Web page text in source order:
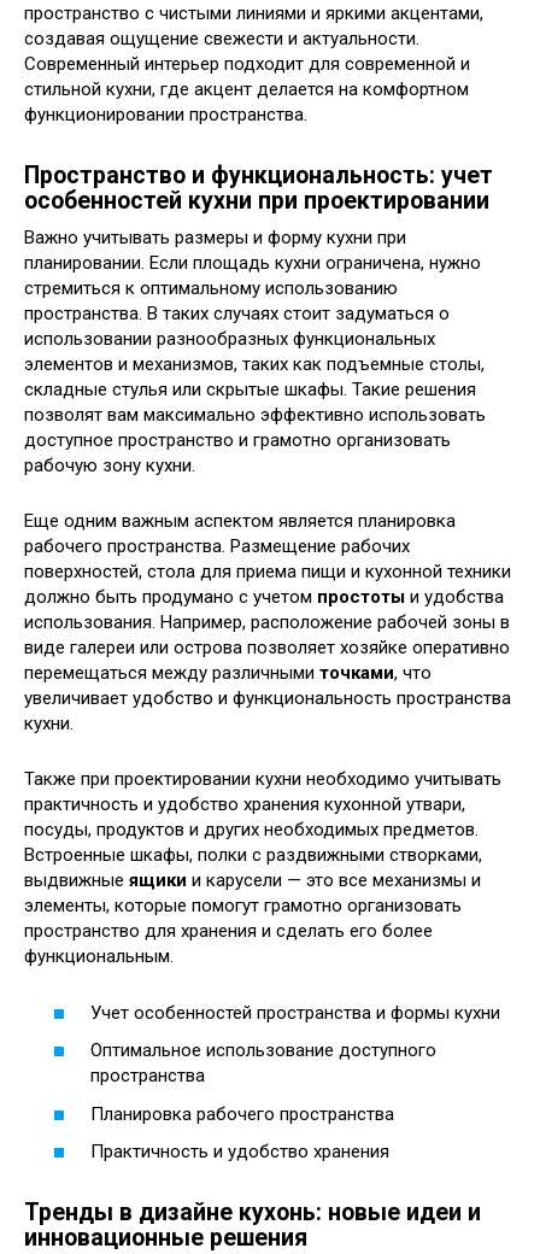
пространство с чистыми линиями и яркими акцентами,
создавая ощущение свежести и актуальности.
Современный интерьер подходит для современной и
стильной кухни, где акцент делается на комфортном
функционировании пространства.
Пространство и функциональность: учет
особенностей кухни при проектировании
Важно учитывать размеры и форму кухни при
планировании. Если площадь кухни ограничена, нужно
стремиться к оптимальному использованию
пространства. В таких случаях стоит задуматься о
использовании разнообразных функциональных
элементов и механизмов, таких как подъемные столы,
складные стулья или скрытые шкафы. Такие решения
позволят вам максимально эффективно использовать
доступное пространство и грамотно организовать
рабочую зону кухни.
Еще одним важным аспектом является планировка
рабочего пространства. Размещение рабочих
поверхностей, стола для приема пищи и кухонной техники
должно быть продумано с учетом простоты и удобства
использования. Например, расположение рабочей зоны в
виде галереи или острова позволяет хозяйке оперативно
перемещаться между различными точками, что
увеличивает удобство и функциональность пространства
кухни.
Также при проектировании кухни необходимо учитывать
практичность и удобство хранения кухонной утвари,
посуды, продуктов и других необходимых предметов.
Встроенные шкафы, полки с раздвижными створками,
выдвижные ящики и карусели — это все механизмы и
элементы, которые помогут грамотно организовать
пространство для хранения и сделать его более
функциональным.
Учет особенностей пространства и формы кухни
Оптимальное использование доступного
пространства
Планировка рабочего пространства
Практичность и удобство хранения
Тренды в дизайне кухонь: новые идеи и
инновационные решения